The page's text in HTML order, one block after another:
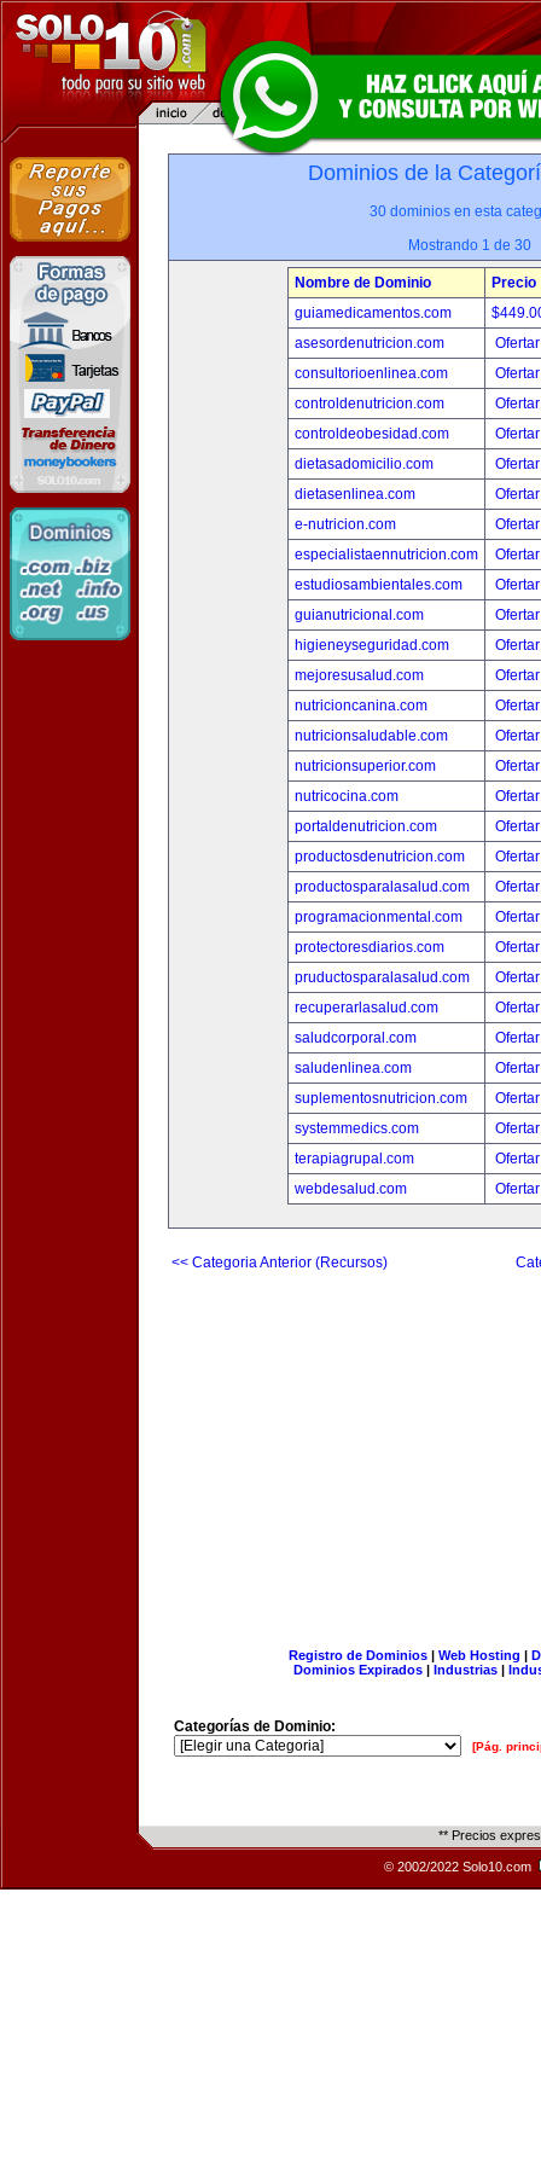
Dominios de la
30 dominios en esta
Mostrando 1 de 30
Nombre de Dominio
Precio
guiamedicamentos.com
asesordenutricion.com
consultorioenlinea.com
controldenutricion.com
controldeobesidad.com
dietasadomicilio.com
dietasenlinea.com
e-nutricion.com
especialistaennutricion.com
estudiosambientales.com
guianutricional.com
higieneyseguridad.com
mejoresusalud.com
nutricioncanina.com
nutricionsaludable.com
nutricionsuperior.com
nutricocina.com
portaldenutricion.com
productosdenutricion.com
productosparalasalud.com
programacionmental.com
protectoresdiarios.com
pruductosparalasalud.com
recuperarlasalud.com
saludcorporal.com
saludenlinea.com
suplementosnutricion.com
systemmedics.com
terapiagrupal.com
webdesalud.com
<< Categoria Anterior (Recursos)
Registro de Dominios| Web Hosting |
Dominios Expirados | Industrias |
Categorías de Dominio:
[Pág.
** Precios
© 2002/2022 Solo10.com